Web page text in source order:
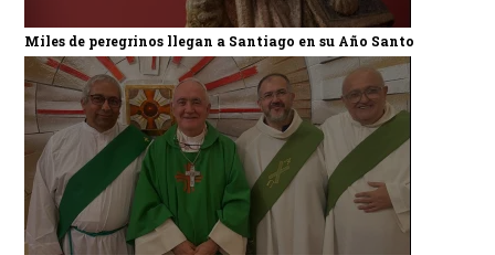
Miles de peregrinos llegan a Santiago en su Año Santo